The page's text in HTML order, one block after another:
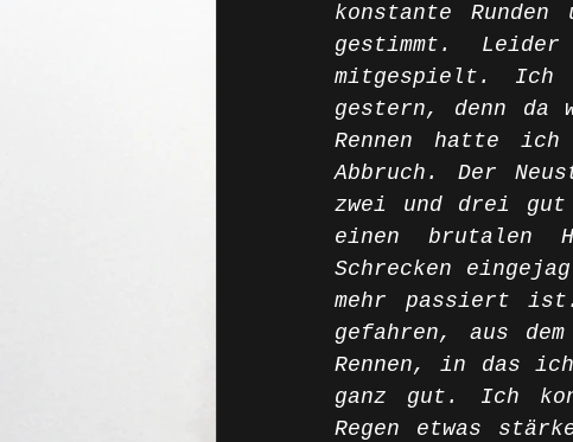
konstante
gestimmt.
mitgespielt.
gestern, denn da
Rennen hatte
Abbruch. Der
zwei und drei
einen brutalen
Schrecken
mehr passiert
gefahren, aus
Rennen, in das
ganz gut. Ich
Regen etwas